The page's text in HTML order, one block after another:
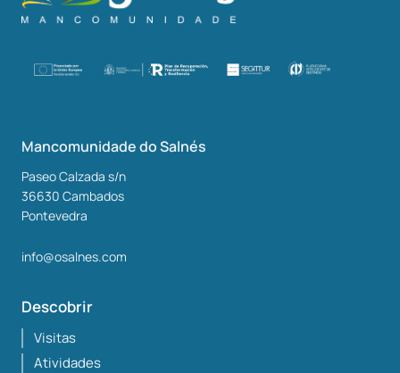
Mancomunidade do Salnés
Paseo Calzada s/n
36630 Cambados
Pontevedra
info@osalnes.com
Descobrir
Visitas
Atividades